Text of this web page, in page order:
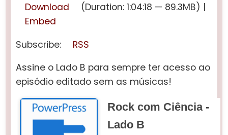
Download
(Duration: 1:04:18 — 89.3MB) |
Embed
Subscribe:
RSS
Assine o Lado B para sempre ter acesso ao
episódio editado sem as músicas!
Rock com Ciência -
Lado B